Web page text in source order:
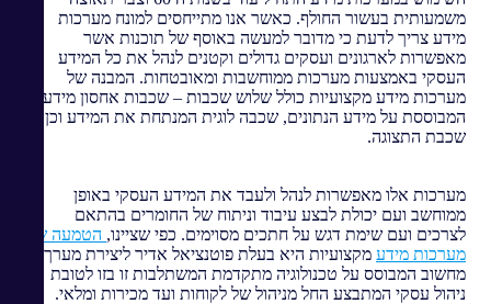
משמעותית בעשור החולף. כאשר אנו מתייחסים למונח מערכות
מידע צריך לדעת כי מדובר למעשה באוסף של תוכנות אשר
מאפשרות לארגונים ועסקים גדולים וקטנים לנהל את כל המידע
העסקי באמצעות מערכות ממוחשבות ומאובטחות. המבנה של
מערכות מידע מקצועיות כולל שלוש שכבות – שכבות אחסון מידע
המבוססת על מידע הנתונים, שכבה לוגית המנתחת את המידע וכן
שכבת התצוגה.
מערכות אלו מאפשרות לנהל ולעבד את המידע העסקי באופן
ממוחשב ועם יכולת לבצע עיבוד וניתוח של החומרים בהתאם
לצרכים ועם שימת דגש על חתכים מסוימים. כפי שציינו, הטמעה של
מערכות מידע מקצועיות היא בעלת פוטנציאל אדיר ליצירת מערך
מחשוב המבוסס על טכנולוגיה מתקדמת המשתלבות זו בזו לטובת
ניהול עסקי המתבצע החל מניהול של לקוחות ועד מכירות ומלאי.